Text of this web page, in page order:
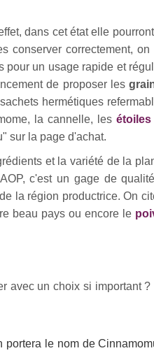
dans cet état elle
conserver correctement, on
pour un usage rapide et
de proposer les
hermétiques
la cannelle, les étoiles
sur la page d'achat.
et la variété de la
c'est un gage de
la région productrice. On
beau pays ou encore le
avec un choix si important ?
le nom de